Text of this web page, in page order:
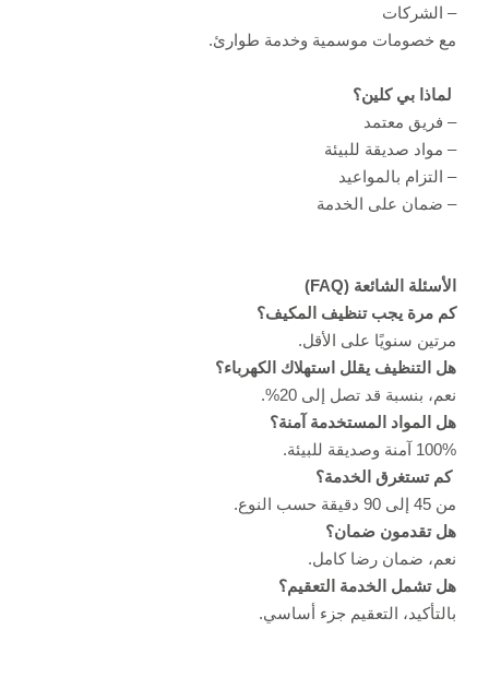
– الشركات
مع خصومات موسمية وخدمة طوارئ.
لماذا بي كلين؟
– فريق معتمد
– مواد صديقة للبيئة
– التزام بالمواعيد
– ضمان على الخدمة
الأسئلة الشائعة (FAQ)
كم مرة يجب تنظيف المكيف؟
مرتين سنويًا على الأقل.
هل التنظيف يقلل استهلاك الكهرباء؟
نعم، بنسبة قد تصل إلى 20%.
هل المواد المستخدمة آمنة؟
100% آمنة وصديقة للبيئة.
كم تستغرق الخدمة؟
من 45 إلى 90 دقيقة حسب النوع.
هل تقدمون ضمان؟
نعم، ضمان رضا كامل.
هل تشمل الخدمة التعقيم؟
بالتأكيد، التعقيم جزء أساسي.